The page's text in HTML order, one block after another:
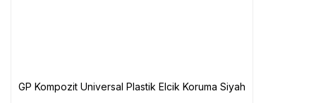
GP Kompozit Universal Plastik Elcik Koruma Siyah